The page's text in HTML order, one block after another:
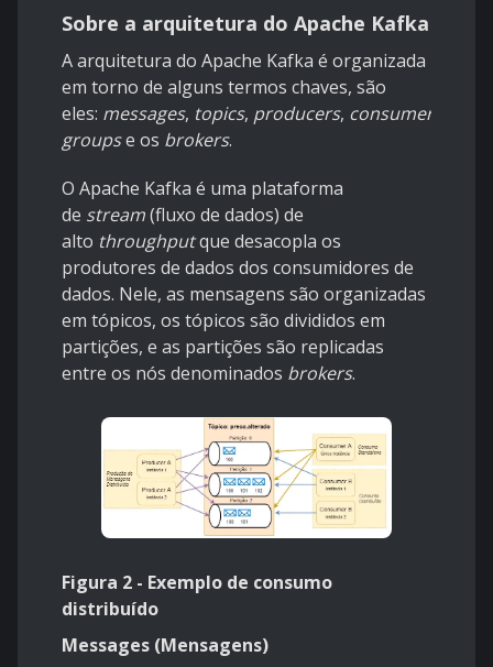
Sobre a arquitetura do Apache Kafka
A arquitetura do Apache Kafka é organizada
em torno de alguns termos chaves, são
eles: messages, topics, producers, consumers
groupse os brokers.
O Apache Kafka é uma plataforma
de stream(fluxo de dados) de
alto throughputque desacopla os
produtores de dados dos consumidores de
dados. Nele, as mensagens são organizadas
em tópicos, os tópicos são divididos em
partições, e as partições são replicadas
entre os nós denominados brokers.
Figura 2 - Exemplo de consumo
distribuído
Messages (Mensagens)